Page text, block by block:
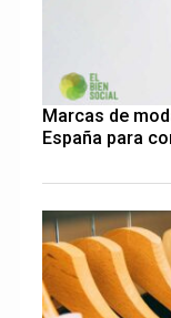
Marcas de
España para